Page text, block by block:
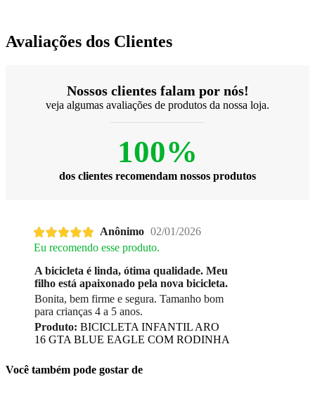
Avaliações dos Clientes
Nossos clientes falam por nós!
veja algumas avaliações de produtos da nossa loja.
100%
dos clientes recomendam nossos produtos
Anônimo 02/01/2026
Eu recomendo esse produto.
A bicicleta é linda, ótima qualidade. Meu
filho está apaixonado pela nova bicicleta.
Bonita, bem firme e segura. Tamanho bom
para crianças 4 a 5 anos.
Produto: BICICLETA INFANTIL ARO
16 GTA BLUE EAGLE COM RODINHA
Você também pode gostar de